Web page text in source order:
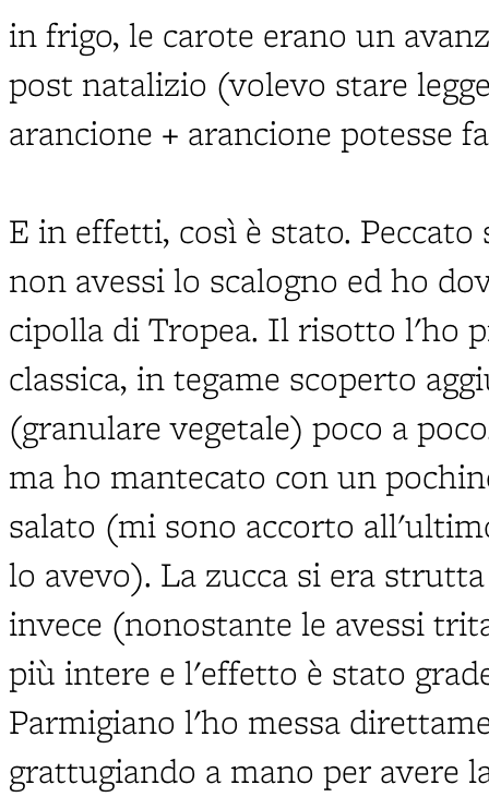
in frigo, le carote erano un
post natalizio (volevo stare
arancione + arancione potesse
E in effetti, così è stato.
non avessi lo scalogno ed ho
cipolla di Tropea. Il risotto l'ho
classica, in tegame scoperto
(granulare vegetale) poco a
ma ho mantecato con un
salato (mi sono accorto
lo avevo). La zucca si era
invece (nonostante le avessi
più intere e l'effetto è stato
Parmigiano l'ho messa
grattugiando a mano per avere